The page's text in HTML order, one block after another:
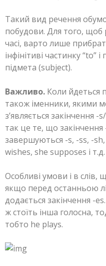
Такий вид речення
побудови. Для того, щоб
часі, варто лише
інфінітиві частинку “to”
підмета (subject).
Важливо. Коли йдеться
також іменники, якими
з’являється закінчення
так це те, що закінчення -
завершуються -s, -ss, -sh,
wishes, she supposes і т.д.
Особливі умови і в слів,
якщо перед останньою
додається закінчення -es.
ж стоїть інша голосна,
тобто he plays.